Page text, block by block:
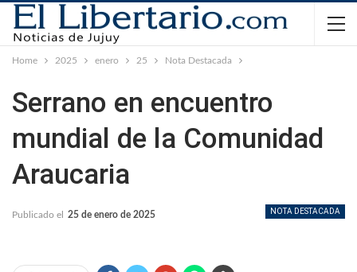
Home 2025 enero 25 Nota Destacada
Serrano en encuentro
mundial de la Comunidad
Araucaria
NOTA DESTACADA
Publicado el 25 de enero de 2025